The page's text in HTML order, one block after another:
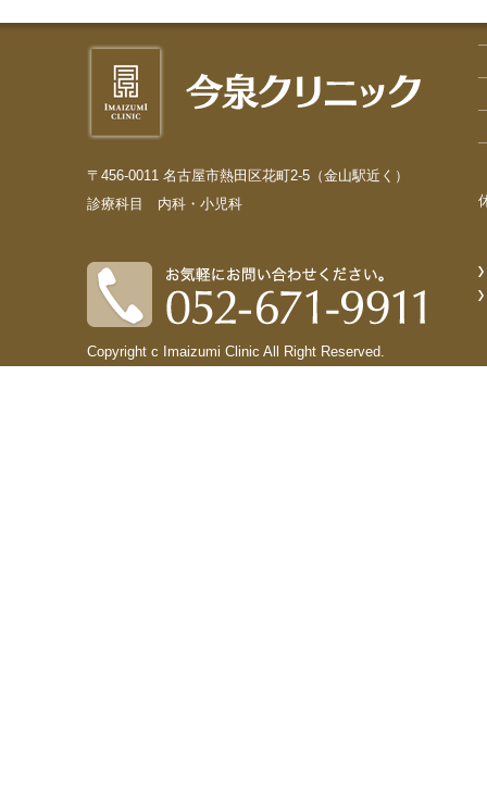
〒456-0011 名古屋市熱田区花町2-5（金山駅近く）
診療科目 内科・小児科
Copyright c Imaizumi Clinic All Right Reserved.